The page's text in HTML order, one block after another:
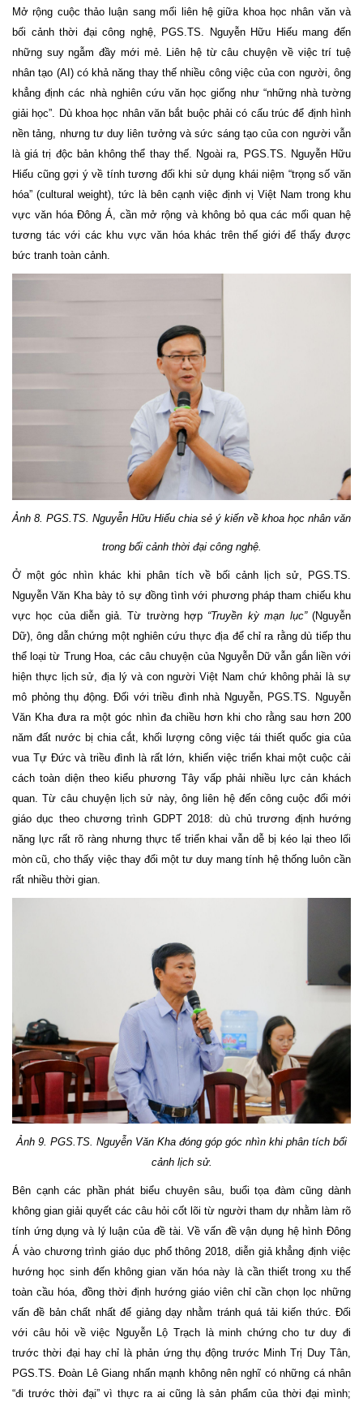
Mở rộng cuộc thảo luận sang mối liên hệ giữa khoa học nhân văn và
bối cảnh thời đại công nghệ, PGS.TS. Nguyễn Hữu Hiếu mang đến
những suy ngẫm đầy mới mẻ. Liên hệ từ câu chuyện về việc trí tuệ
nhân tạo (AI) có khả năng thay thế nhiều công việc của con người, ông
khẳng định các nhà nghiên cứu văn học giống như “những nhà tường
giải học”. Dù khoa học nhân văn bắt buộc phải có cấu trúc để định hình
nền tảng, nhưng tư duy liên tưởng và sức sáng tạo của con người vẫn
là giá trị độc bản không thể thay thế. Ngoài ra, PGS.TS. Nguyễn Hữu
Hiếu cũng gợi ý về tính tương đối khi sử dụng khái niệm “trọng số văn
hóa” (cultural weight), tức là bên cạnh việc định vị Việt Nam trong khu
vực văn hóa Đông Á, cần mở rộng và không bỏ qua các mối quan hệ
tương tác với các khu vực văn hóa khác trên thế giới để thấy được
bức tranh toàn cảnh.
Ảnh 8. PGS.TS. Nguyễn Hữu Hiếu chia sẻ ý kiến về khoa học nhân văn
trong bối cảnh thời đại công nghệ.
Ở một góc nhìn khác khi phân tích về bối cảnh lịch sử, PGS.TS.
Nguyễn Văn Kha bày tỏ sự đồng tình với phương pháp tham chiếu khu
vực học của diễn giả. Từ trường hợp “Truyền kỳ mạn lục”(Nguyễn
Dữ), ông dẫn chứng một nghiên cứu thực địa để chỉ ra rằng dù tiếp thu
thể loại từ Trung Hoa, các câu chuyện của Nguyễn Dữ vẫn gắn liền với
hiện thực lịch sử, địa lý và con người Việt Nam chứ không phải là sự
mô phỏng thụ động. Đối với triều đình nhà Nguyễn, PGS.TS. Nguyễn
Văn Kha đưa ra một góc nhìn đa chiều hơn khi cho rằng sau hơn 200
năm đất nước bị chia cắt, khối lượng công việc tái thiết quốc gia của
vua Tự Đức và triều đình là rất lớn, khiến việc triển khai một cuộc cải
cách toàn diện theo kiểu phương Tây vấp phải nhiều lực cản khách
quan. Từ câu chuyện lịch sử này, ông liên hệ đến công cuộc đổi mới
giáo dục theo chương trình GDPT 2018: dù chủ trương định hướng
năng lực rất rõ ràng nhưng thực tế triển khai vẫn dễ bị kéo lại theo lối
mòn cũ, cho thấy việc thay đổi một tư duy mang tính hệ thống luôn cần
rất nhiều thời gian.
Ảnh 9. PGS.TS. Nguyễn Văn Kha đóng góp góc nhìn khi phân tích bối
cảnh lịch sử.
Bên cạnh các phần phát biểu chuyên sâu, buổi tọa đàm cũng dành
không gian giải quyết các câu hỏi cốt lõi từ người tham dự nhằm làm rõ
tính ứng dụng và lý luận của đề tài. Về vấn đề vận dụng hệ hình Đông
Á vào chương trình giáo dục phổ thông 2018, diễn giả khẳng định việc
hướng học sinh đến không gian văn hóa này là cần thiết trong xu thế
toàn cầu hóa, đồng thời định hướng giáo viên chỉ cần chọn lọc những
vấn đề bản chất nhất để giảng dạy nhằm tránh quá tải kiến thức. Đối
với câu hỏi về việc Nguyễn Lộ Trạch là minh chứng cho tư duy đi
trước thời đại hay chỉ là phản ứng thụ động trước Minh Trị Duy Tân,
PGS.TS. Đoàn Lê Giang nhấn mạnh không nên nghĩ có những cá nhân
“đi trước thời đại” vì thực ra ai cũng là sản phẩm của thời đại mình;